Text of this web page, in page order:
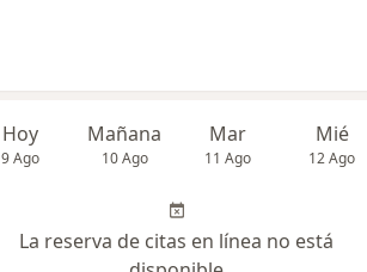
Hoy
9 Ago
Mañana
10 Ago
Mar
11 Ago
Mié
12 Ago
La reserva de citas en línea no está